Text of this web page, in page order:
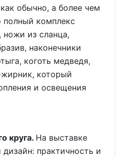
обычно, а более чем
полный комплекс
ножи из сланца,
наконечники
коготь медведя,
который
и освещения
круга. На выставке
практичность и